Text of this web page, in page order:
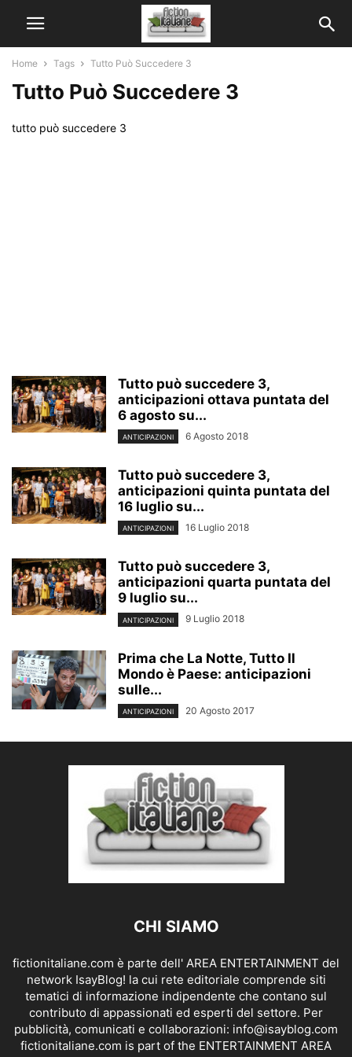
Home Tags Tutto Può Succedere 3
Tutto Può Succedere 3
tutto può succedere 3
Tutto può succedere 3,
anticipazioni ottava puntata del
6 agosto su...
ANTICIPAZIONI 6 Agosto 2018
Tutto può succedere 3,
anticipazioni quinta puntata del
16 luglio su...
ANTICIPAZIONI 16 Luglio 2018
Tutto può succedere 3,
anticipazioni quarta puntata del
9 luglio su...
ANTICIPAZIONI 9 Luglio 2018
Prima che La Notte, Tutto Il
Mondo è Paese: anticipazioni
sulle...
ANTICIPAZIONI 20 Agosto 2017
CHI SIAMO
fictionitaliane.com è parte dell' AREA ENTERTAINMENT del
network IsayBlog! la cui rete editoriale comprende siti
tematici di informazione indipendente che contano sul
contributo di appassionati ed esperti del settore. Per
pubblicità, comunicati e collaborazioni: info@isayblog.com
fictionitaliane.com is part of the ENTERTAINMENT AREA